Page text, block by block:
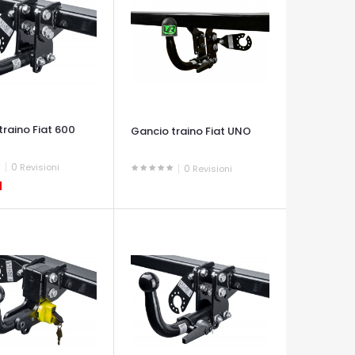
Fiat 600
0 Revisioni
VELOCE
Gancio traino Fiat UNO
0 Revisioni